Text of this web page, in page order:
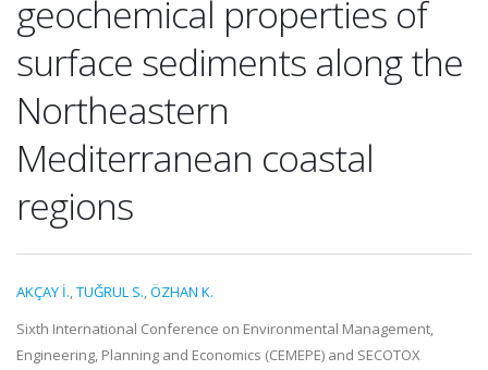
geochemical properties of
surface sediments along the
Northeastern
Mediterranean coastal
regions
AKÇAY İ.,TUĞRUL S.,ÖZHAN K.
Sixth International Conference on Environmental Management,
Engineering, Planning and Economics (CEMEPE) and SECOTOX